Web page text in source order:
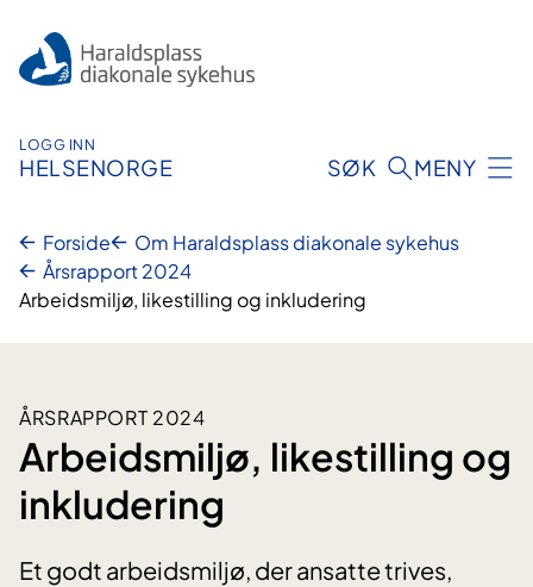
innhold
LOGG INN
HELSENORGE SØK MENY
Forside
Om Haraldsplass diakonale sykehus
Årsrapport 2024
Arbeidsmiljø, likestilling og inkludering
ÅRSRAPPORT 2024
Arbeidsmiljø, likestilling og
inkludering
Et godt arbeidsmiljø, der ansatte trives,